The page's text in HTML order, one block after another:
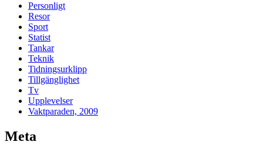
Personligt
Resor
Sport
Statist
Tankar
Teknik
Tidningsurklipp
Tillgänglighet
Tv
Upplevelser
Vaktparaden, 2009
Meta